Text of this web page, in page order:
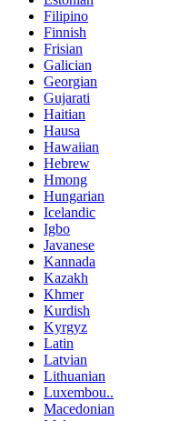
Filipino
Finnish
Frisian
Galician
Georgian
Gujarati
Haitian
Hausa
Hawaiian
Hebrew
Hmong
Hungarian
Icelandic
Igbo
Javanese
Kannada
Kazakh
Khmer
Kurdish
Kyrgyz
Latin
Latvian
Lithuanian
Luxembou..
Macedonian